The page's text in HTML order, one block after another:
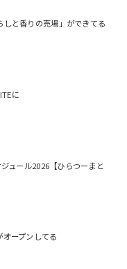
しと香りの売場」ができてる
に
ュール2026【ひらつーまと
ープンしてる